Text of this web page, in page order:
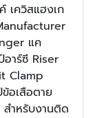
เควิสแฮงเก
แค
าร์ซี Riser
Clamp
อเสือตาย
ำหรับงานติด